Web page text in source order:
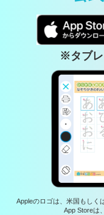
※タブレ
Appleのロゴは、米国もしく
App Storeは